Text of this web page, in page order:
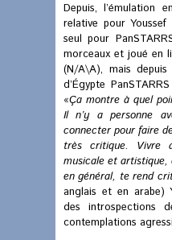
Depuis, l’émulation
relative pour
seul pour
morceaux et joué en
(N/A\A), mais
d’Égypte
«Ça montre à quel
Il n’y a personne
connecter pour faire
très critique. Vivre
musicale et
en général, te rend
anglais et en arabe)
des introspections
contemplations